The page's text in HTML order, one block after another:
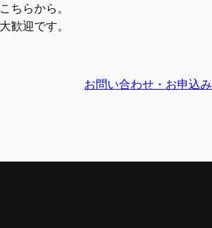
ちらから。
歓迎です。
お問い合わせ・お申込み